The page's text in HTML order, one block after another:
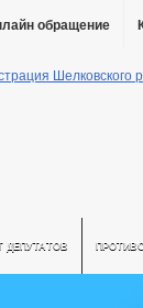
обращение
ДЕПУТАТОВ